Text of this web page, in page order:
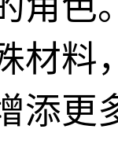
材料
添更